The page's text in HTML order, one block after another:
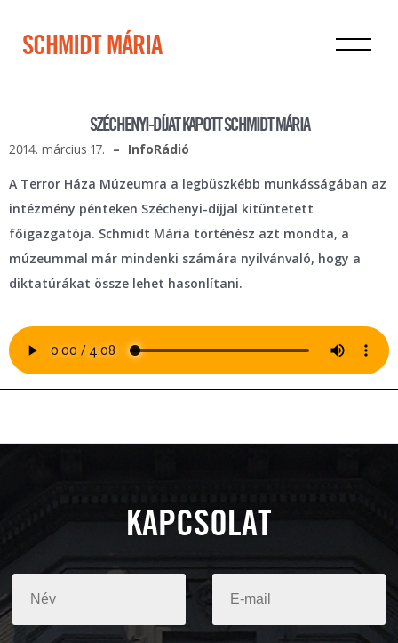
SCHMIDT MÁRIA
SZÉCHENYI-DÍJAT KAPOTT SCHMIDT MÁRIA
2014. március 17. InfoRádió
A Terror Háza Múzeumra a legbüszkébb munkásságában az
intézmény pénteken Széchenyi-díjjal kitüntetett
főigazgatója. Schmidt Mária történész azt mondta, a
múzeummal már mindenki számára nyilvánvaló, hogy a
diktatúrákat össze lehet hasonlítani.
KAPCSOLAT